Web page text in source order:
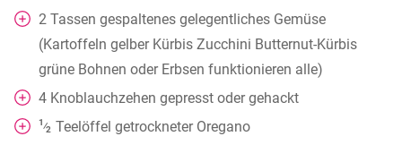
2 Tassen gespaltenes gelegentliches Gemüse
(Kartoffeln gelber Kürbis Zucchini Butternut-Kürbis
grüne Bohnen oder Erbsen funktionieren alle)
4 Knoblauchzehen gepresst oder gehackt
1⁄2 Teelöffel getrockneter Oregano